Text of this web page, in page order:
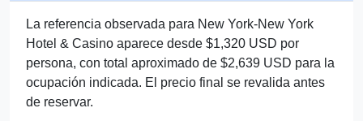
La referencia observada para New York-New York
Hotel & Casino aparece desde $1,320 USD por
persona, con total aproximado de $2,639 USD para la
ocupación indicada. El precio final se revalida antes
de reservar.